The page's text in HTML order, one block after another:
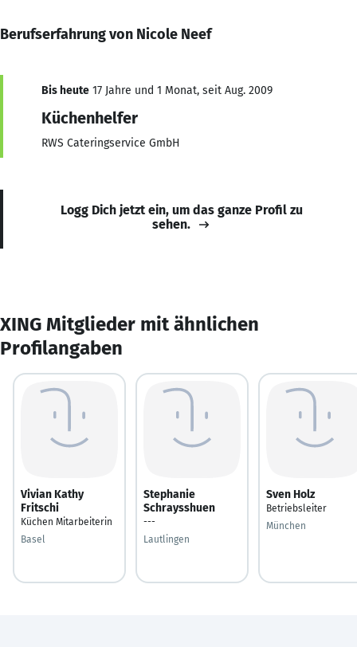
Berufserfahrung von Nicole Neef
Bis heute 17 Jahre und 1 Monat, seit Aug. 2009
Küchenhelfer
RWS Cateringservice GmbH
Logg Dich jetzt ein, um das ganze Profil zu
sehen.
XING Mitglieder mit ähnlichen
Profilangaben
Vivian Kathy
Fritschi
Küchen Mitarbeiterin
Basel
Stephanie
Schraysshuen
---
Lautlingen
Sven Holz
Betriebsleiter
München